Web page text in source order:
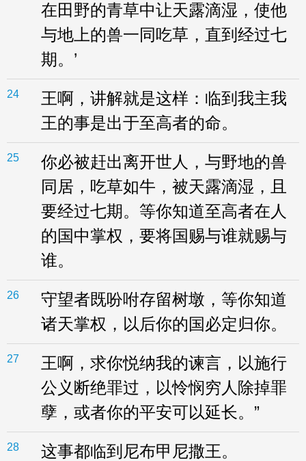
在田野的青草中让天露滴湿，使他
与地上的兽一同吃草，直到经过七
期。’
24
王啊，讲解就是这样：临到我主我
王的事是出于至高者的命。
25
你必被赶出离开世人，与野地的兽
同居，吃草如牛，被天露滴湿，且
要经过七期。等你知道至高者在人
的国中掌权，要将国赐与谁就赐与
谁。
26
守望者既吩咐存留树墩，等你知道
诸天掌权，以后你的国必定归你。
27
王啊，求你悦纳我的谏言，以施行
公义断绝罪过，以怜悯穷人除掉罪
孽，或者你的平安可以延长。”
28 这事都临到尼布甲尼撒王。